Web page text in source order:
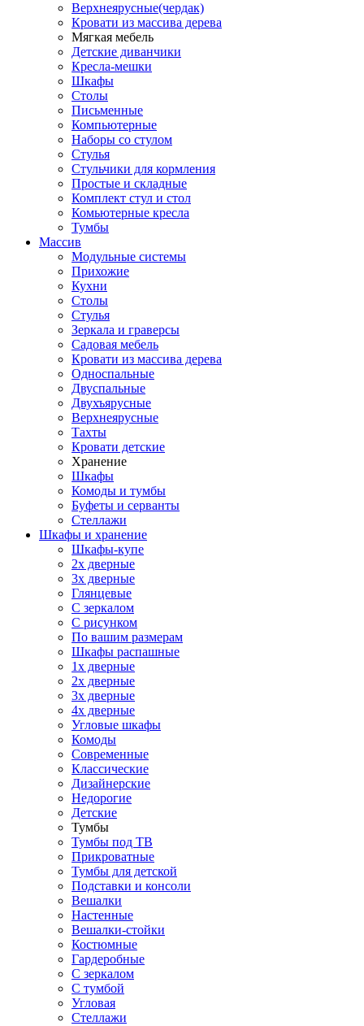
Верхнеярусные(чердак)
Кровати из массива дерева
Мягкая мебель
Детские диванчики
Кресла-мешки
Шкафы
Столы
Письменные
Компьютерные
Наборы со стулом
Стулья
Стульчики для кормления
Простые и складные
Комплект стул и стол
Комьютерные кресла
Тумбы
Массив
Модульные системы
Прихожие
Кухни
Столы
Стулья
Зеркала и граверсы
Садовая мебель
Кровати из массива дерева
Односпальные
Двуспальные
Двухъярусные
Верхнеярусные
Тахты
Кровати детские
Хранение
Шкафы
Комоды и тумбы
Буфеты и серванты
Стеллажи
Шкафы и хранение
Шкафы-купе
2х дверные
3х дверные
Глянцевые
С зеркалом
С рисунком
По вашим размерам
Шкафы распашные
1х дверные
2х дверные
3х дверные
4х дверные
Угловые шкафы
Комоды
Современные
Классические
Дизайнерские
Недорогие
Детские
Тумбы
Тумбы под ТВ
Прикроватные
Тумбы для детской
Подставки и консоли
Вешалки
Настенные
Вешалки-стойки
Костюмные
Гардеробные
С зеркалом
С тумбой
Угловая
Стеллажи